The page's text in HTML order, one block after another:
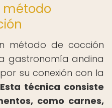
método
método de cocción
gastronomía andina
su conexión con la
Esta técnica consiste
como carnes,